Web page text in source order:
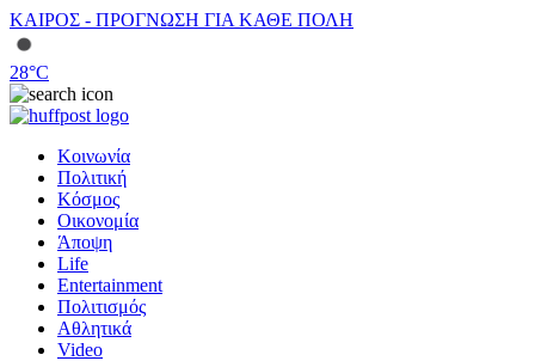
ΚΑΙΡΟΣ - ΠΡΟΓΝΩΣΗ ΓΙΑ ΚΑΘΕ ΠΟΛΗ
28°C
Κοινωνία
Πολιτική
Κόσμος
Οικονομία
Άποψη
Life
Entertainment
Πολιτισμός
Αθλητικά
Video